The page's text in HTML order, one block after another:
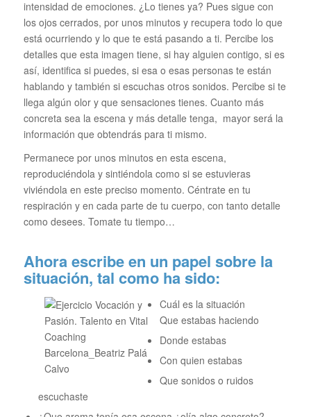
intensidad de emociones. ¿Lo tienes ya? Pues sigue con
los ojos cerrados, por unos minutos y recupera todo lo que
está ocurriendo y lo que te está pasando a ti. Percibe los
detalles que esta imagen tiene, si hay alguien contigo, si es
así, identifica si puedes, si esa o esas personas te están
hablando y también si escuchas otros sonidos. Percibe si te
llega algún olor y que sensaciones tienes. Cuanto más
concreta sea la escena y más detalle tenga, mayor será la
información que obtendrás para ti mismo.
Permanece por unos minutos en esta escena,
reproduciéndola y sintiéndola como si se estuvieras
viviéndola en este preciso momento. Céntrate en tu
respiración y en cada parte de tu cuerpo, con tanto detalle
como desees. Tomate tu tiempo…
Ahora escribe en un papel sobre la
situación, tal como ha sido:
Cuál es la situación
Que estabas haciendo
Donde estabas
Con quien estabas
Que sonidos o ruidos
escuchaste